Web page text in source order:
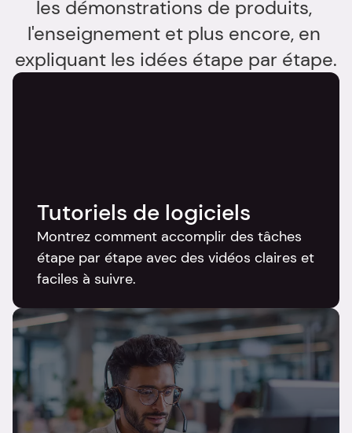
les démonstrations de produits,
l'enseignement et plus encore, en
expliquant les idées étape par étape.
Tutoriels de logiciels
Montrez comment accomplir des tâches
étape par étape avec des vidéos claires et
faciles à suivre.